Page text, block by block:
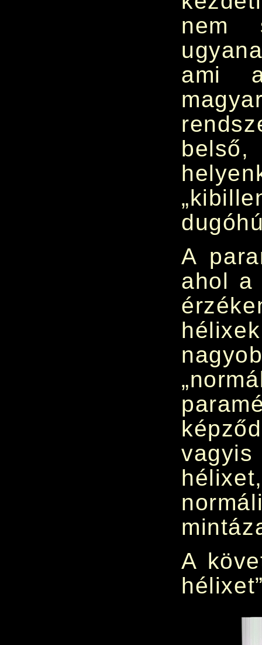
nem
ami
A
ahol a
A